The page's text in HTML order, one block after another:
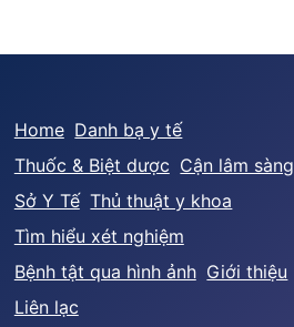
Home Danh bạ y tế
Thuốc & Biệt dược Cận lâm sàng
Sở Y Tế Thủ thuật y khoa
Tìm hiểu xét nghiệm
Bệnh tật qua hình ảnh Giới thiệu
Liên lạc